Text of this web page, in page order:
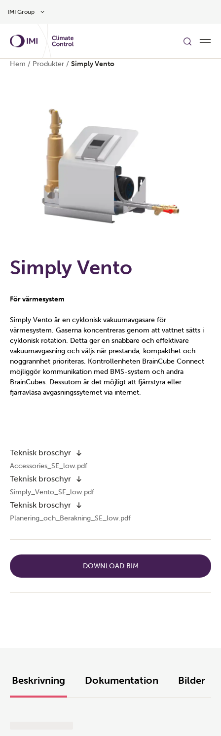
IMI Group
Hem / Produkter / Simply Vento
Simply Vento
För värmesystem
Simply Vento är en cyklonisk vakuumavgasare för
värmesystem. Gaserna koncentreras genom att vattnet sätts i
cyklonisk rotation. Detta ger en snabbare och effektivare
vakuumavgasning och väljs när prestanda, kompakthet och
noggrannhet prioriteras. Kontrollenheten BrainCube Connect
möjliggör kommunikation med BMS-system och andra
BrainCubes. Dessutom är det möjligt att fjärrstyra eller
fjärravläsa avgasningssytemet via internet.
Teknisk broschyr
Accessories_SE_low.pdf
Teknisk broschyr
Simply_Vento_SE_low.pdf
Teknisk broschyr
Planering_och_Berakning_SE_low.pdf
DOWNLOAD BIM
Beskrivning Dokumentation Bilder